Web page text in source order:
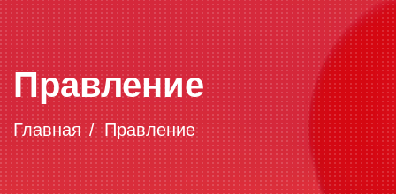
Правление
Главная Правление